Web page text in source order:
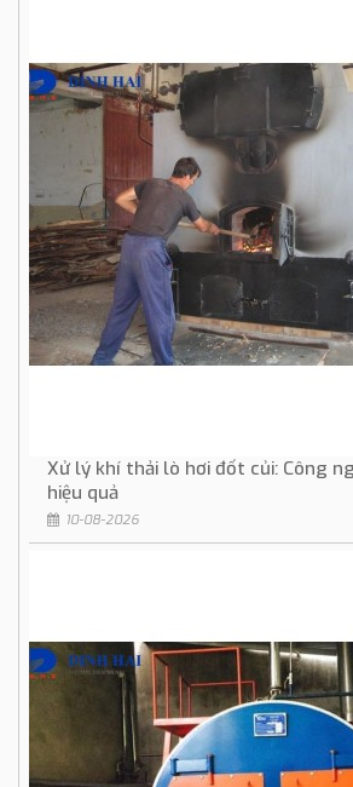
Xử lý khí thải lò hơi đốt củi: Công
hiệu quả
10-08-2026